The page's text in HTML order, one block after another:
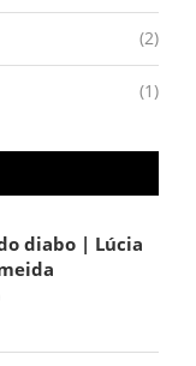
(2)
(1)
diabo | Lúcia